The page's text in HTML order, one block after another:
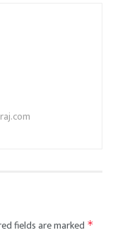
fields are marked *